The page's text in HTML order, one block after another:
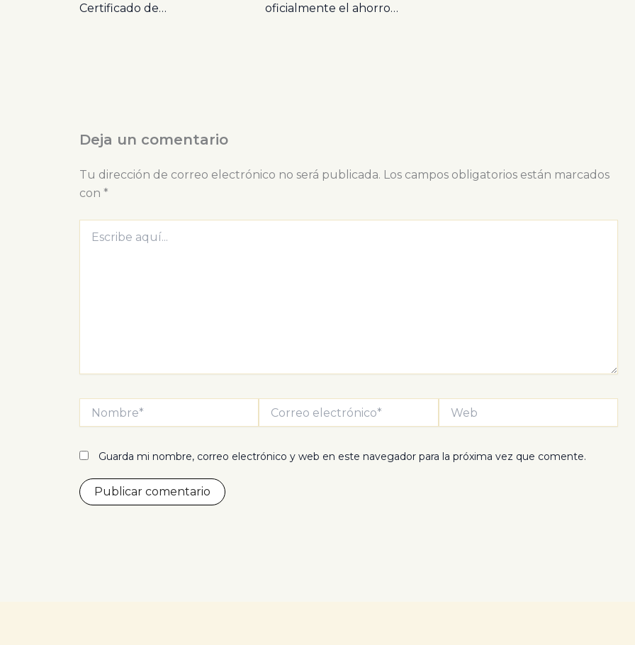
Certificado de…
oficialmente el ahorro…
Deja un comentario
Tu dirección de correo electrónico no será publicada. Los campos obligatorios están marcados
con *
aquí...
Nombre*
electrónico*
Guarda mi nombre, correo electrónico y web en este navegador para la próxima vez que comente.